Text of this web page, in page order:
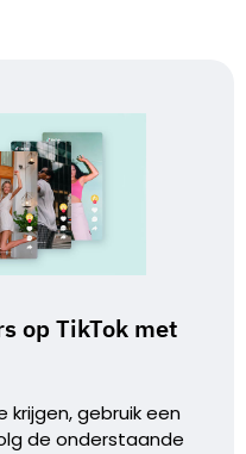
op TikTok met
krijgen, gebruik een
de onderstaande